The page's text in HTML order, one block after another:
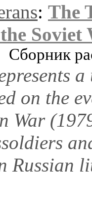
: The
Сборник
on the
War
Russian